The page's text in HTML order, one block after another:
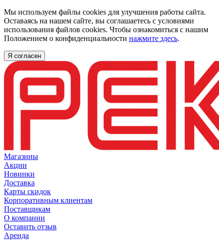
Мы используем файлы cookies для улучшения работы сайта.
Оставаясь на нашем сайте, вы соглашаетесь с условиями
использования файлов cookies. Чтобы ознакомиться с нашим
Положением о конфиденциальности нажмите здесь.
Я согласен
Магазины
Акции
Новинки
Доставка
Карты скидок
Корпоративным клиентам
Поставщикам
О компании
Оставить отзыв
Аренда